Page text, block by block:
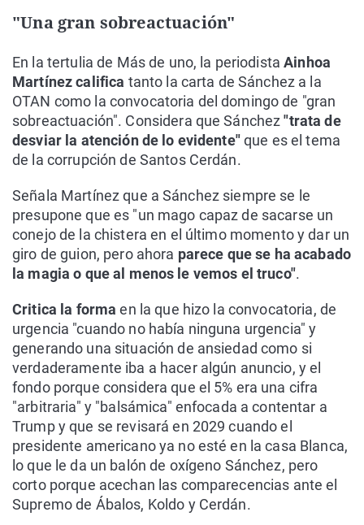
"Una gran sobreactuación"
En la tertulia de Más de uno, la periodistaAinhoa
Martínez califica tanto la carta de Sánchez a la
OTAN como la convocatoria del domingo de "gran
sobreactuación". Considera que Sánchez "trata de
desviar la atención de lo evidente"que es el tema
de la corrupción de Santos Cerdán.
Señala Martínez que a Sánchez siempre se le
presupone que es "un mago capaz de sacarse un
conejo de la chistera en el último momento y dar un
giro de guion, pero ahora parece que se ha acabado
la magia o que al menos le vemos el truco".
Critica la forma en la que hizo la convocatoria, de
urgencia "cuando no había ninguna urgencia" y
generando una situación de ansiedad como si
verdaderamente iba a hacer algún anuncio, y el
fondo porque considera que el 5% era una cifra
"arbitraria" y "balsámica" enfocada a contentar a
Trump y que se revisará en 2029 cuando el
presidente americano ya no esté en la casa Blanca,
lo que le da un balón de oxígeno Sánchez, pero
corto porque acechan las comparecencias ante el
Supremo de Ábalos, Koldo y Cerdán.